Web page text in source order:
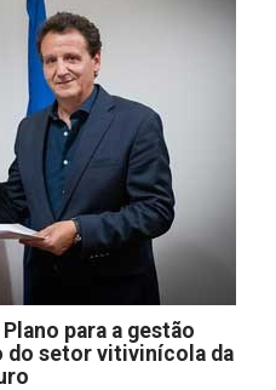
para a gestão
do setor vitivinícola da